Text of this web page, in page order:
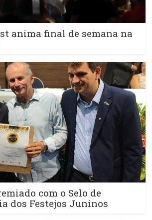
anima final de semana na
com o Selo de
dos Festejos Juninos